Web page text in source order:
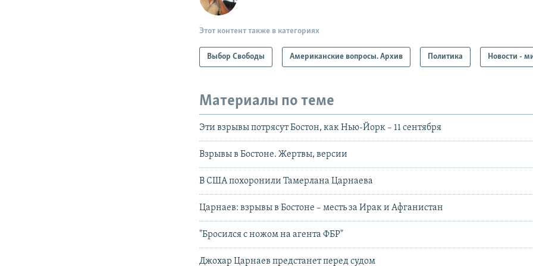
Этот контент также в категориях
Выбор Свободы Американские вопросы. Архив Политика Новости -
Материалы по теме
Эти взрывы потрясут Бостон, как Нью-Йорк – 11 сентября
Взрывы в Бостоне. Жертвы, версии
В США похоронили Тамерлана Царнаева
Царнаев: взрывы в Бостоне – месть за Ирак и Афганистан
"Бросился с ножом на агента ФБР"
Джохар Царнаев предстанет перед судом